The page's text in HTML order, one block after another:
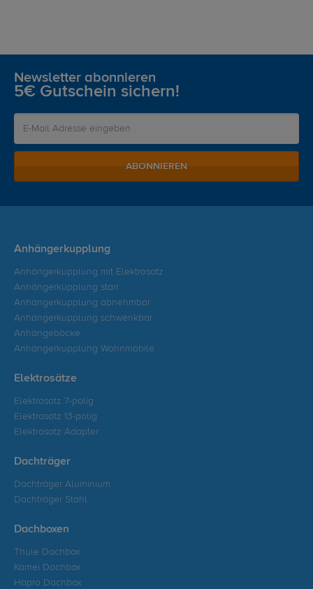
Newsletter abonnieren
5€ Gutschein sichern!
ABONNIEREN
Anhängerkupplung
Anhängerkupplung mit Elektrosatz
Anhängerkupplung starr
Anhängerkupplung abnehmbar
Anhängerkupplung schwenkbar
Anhängeböcke
Anhängerkupplung Wohnmobile
Elektrosätze
Elektrosatz 7-polig
Elektrosatz 13-polig
Elektrosatz Adapter
Dachträger
Dachträger Aluminium
Dachträger Stahl
Dachboxen
Thule Dachbox
Kamei Dachbox
Hapro Dachbox